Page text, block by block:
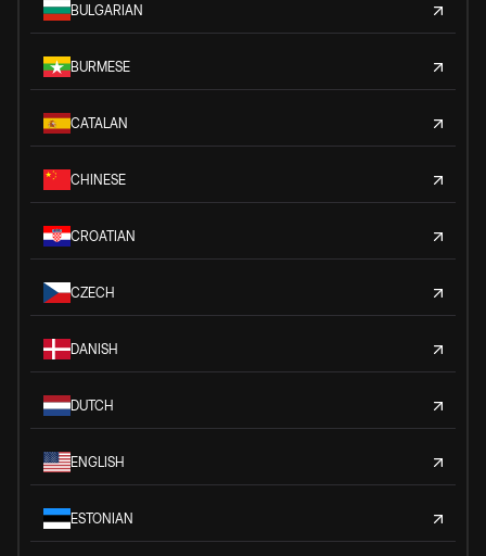
BULGARIAN
BURMESE
CATALAN
CHINESE
CROATIAN
CZECH
DANISH
DUTCH
ENGLISH
ESTONIAN